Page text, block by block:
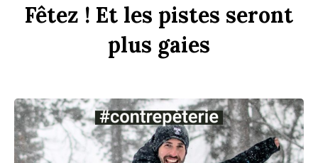
Fêtez ! Et les pistes seront
plus gaies